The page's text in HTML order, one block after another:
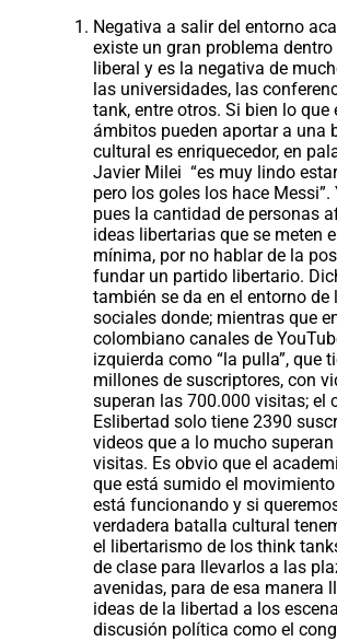
Negativa a salir del entorno
existe un gran problema
liberal y es la negativa de
las universidades, las
tank, entre otros. Si bien lo que
ámbitos pueden aportar a una
cultural es enriquecedor, en
Javier Milei “es muy lindo
pero los goles los hace Messi”.
pues la cantidad de personas
ideas libertarias que se meten
mínima, por no hablar de la
fundar un partido libertario.
también se da en el entorno de
sociales donde; mientras que
colombiano canales de
izquierda como “la pulla”, que
millones de suscriptores, con
superan las 700.000 visitas; el
Eslibertad solo tiene 2390
videos que a lo mucho
visitas. Es obvio que el
que está sumido el
está funcionando y si
verdadera batalla cultural
el libertarismo de los think
de clase para llevarlos a las
avenidas, para de esa manera
ideas de la libertad a los
discusión política como el